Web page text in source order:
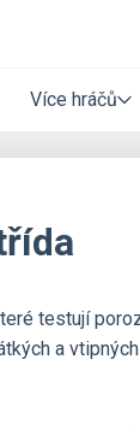
Více hráčů
testují
a